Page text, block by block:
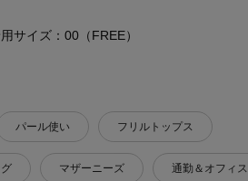
サイズ：00（FREE）
パール使い フリルトップス
マザーニーズ 通勤＆オフィス